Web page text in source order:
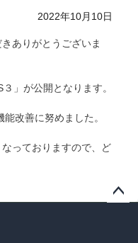
2022年10月10日
ありがとうございま
」が公開となります。
改善に努めました。
っておりますので、ど